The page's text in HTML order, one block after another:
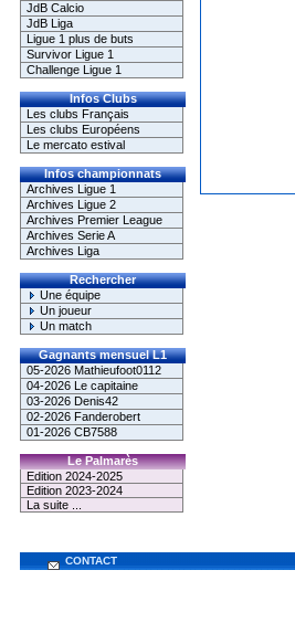
JdB Calcio
JdB Liga
Ligue 1 plus de buts
Survivor Ligue 1
Challenge Ligue 1
Infos Clubs
Les clubs Français
Les clubs Européens
Le mercato estival
Infos championnats
Archives Ligue 1
Archives Ligue 2
Archives Premier League
Archives Serie A
Archives Liga
Rechercher
Une équipe
Un joueur
Un match
Gagnants mensuel L1
05-2026 Mathieufoot0112
04-2026 Le capitaine
03-2026 Denis42
02-2026 Fanderobert
01-2026 CB7588
Le Palmarès
Edition 2024-2025
Edition 2023-2024
La suite ...
CONTACT